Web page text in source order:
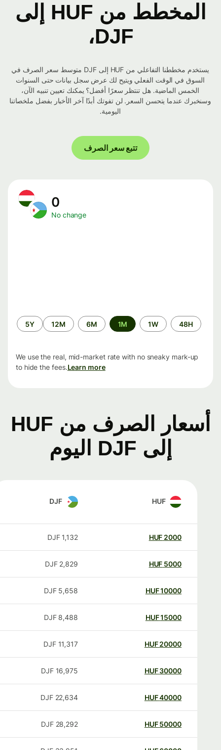
المخطط من HUF إلى
DJF،
يستخدم مخططنا التفاعلي من HUF إلى DJF متوسط ​​سعر الصرف في
السوق في الوقت الفعلي ويتيح لك عرض سجل بيانات حتى السنوات
الخمس الماضية. هل تنتظر سعرًا أفضل؟ يمكنك تعيين تنبيه الآن،
وسنخبرك عندما يتحسن السعر. لن تفوتك أبدًا آخر الأخبار بفضل ملخصاتنا
اليومية.
تتبع سعر الصرف
No change
الفترة
الزمنية
48H
1W
1M
6M
12M
5Y
We use the real, mid-market rate with no sneaky mark-up
to hide the fees.Learn more
أسعار الصرف من HUF
إلى DJF اليوم
HUF
DJF
2000
HUF
1,132
DJF
5000
HUF
2,829
DJF
10000
HUF
5,658
DJF
15000
HUF
8,488
DJF
20000
HUF
11,317
DJF
30000
HUF
16,975
DJF
40000
HUF
22,634
DJF
50000
HUF
28,292
DJF